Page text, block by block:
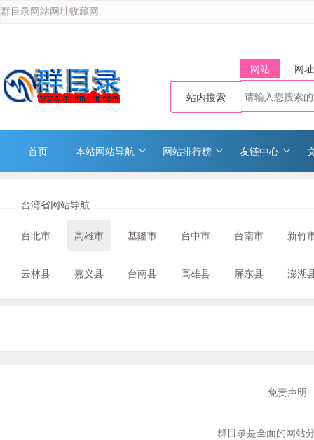
群目录网站网址收藏网
网站 网址
站内搜索
首页 本站网站导航 网站排行榜 友链中心
台湾省网站导航
台北市 高雄市 基隆市 台中市 台南市 新竹
云林县 嘉义县 台南县 高雄县 屏东县 澎湖
免责声明
群目录是全面的网站